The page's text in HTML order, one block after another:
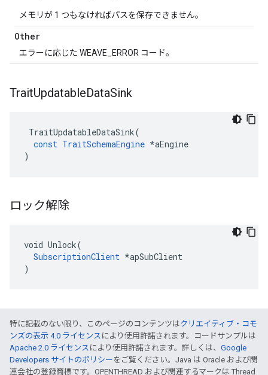
メモリが 1 つもなければパスを保存できません。
Other
エラーに応じた WEAVE_ERROR コード。
TraitUpdatableDataSink
TraitUpdatableDataSink(
const TraitSchemaEngine *aEngine
)
ロック解除
void Unlock(
SubscriptionClient *apSubClient
)
特に記載のない限り、このページのコンテンツはクリエイティブ・コモ
ンズの表示 4.0 ライセンス により使用許諾されます。コードサンプルは
Apache 2.0 ライセンス により使用許諾されます。詳しくは、 Google
Developers サイトのポリシー をご覧ください。Java は Oracle および関
連会社の登録商標です。OPENTHREAD および関連するマークは Thread